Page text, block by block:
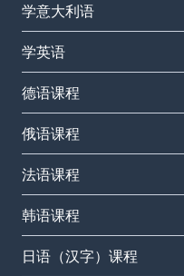
学意大利语
学英语
德语课程
俄语课程
法语课程
韩语课程
日语（汉字）课程